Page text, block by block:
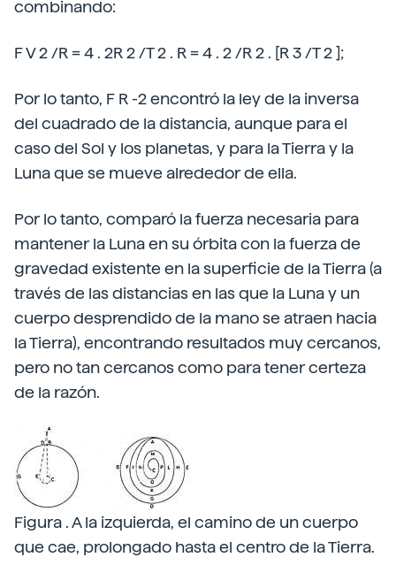
combinando:
F V 2 /R = 4 . 2R 2 /T 2 . R = 4 . 2 /R 2 . [R 3 /T 2 ];
Por lo tanto, F R -2 encontró la ley de la inversa
del cuadrado de la distancia, aunque para el
caso del Sol y los planetas, y para la Tierra y la
Luna que se mueve alrededor de ella.
Por lo tanto, comparó la fuerza necesaria para
mantener la Luna en su órbita con la fuerza de
gravedad existente en la superficie de la Tierra (a
través de las distancias en las que la Luna y un
cuerpo desprendido de la mano se atraen hacia
la Tierra), encontrando resultados muy cercanos,
pero no tan cercanos como para tener certeza
de la razón.
Figura . A la izquierda, el camino de un cuerpo
que cae, prolongado hasta el centro de la Tierra.